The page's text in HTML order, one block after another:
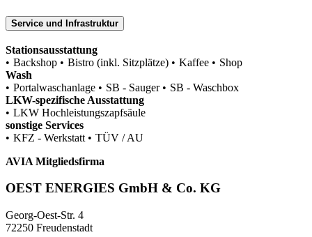
Service und Infrastruktur
Stationsausstattung
Backshop
Bistro (inkl. Sitzplätze) Kaffee
Shop
Wash
Portalwaschanlage
SB - Sauger
SB - Waschbox
LKW-spezifische Ausstattung
LKW Hochleistungszapfsäule
sonstige Services
KFZ - Werkstatt
TÜV / AU
AVIA Mitgliedsfirma
OEST ENERGIES GmbH & Co. KG
Georg-Oest-Str. 4
72250 Freudenstadt